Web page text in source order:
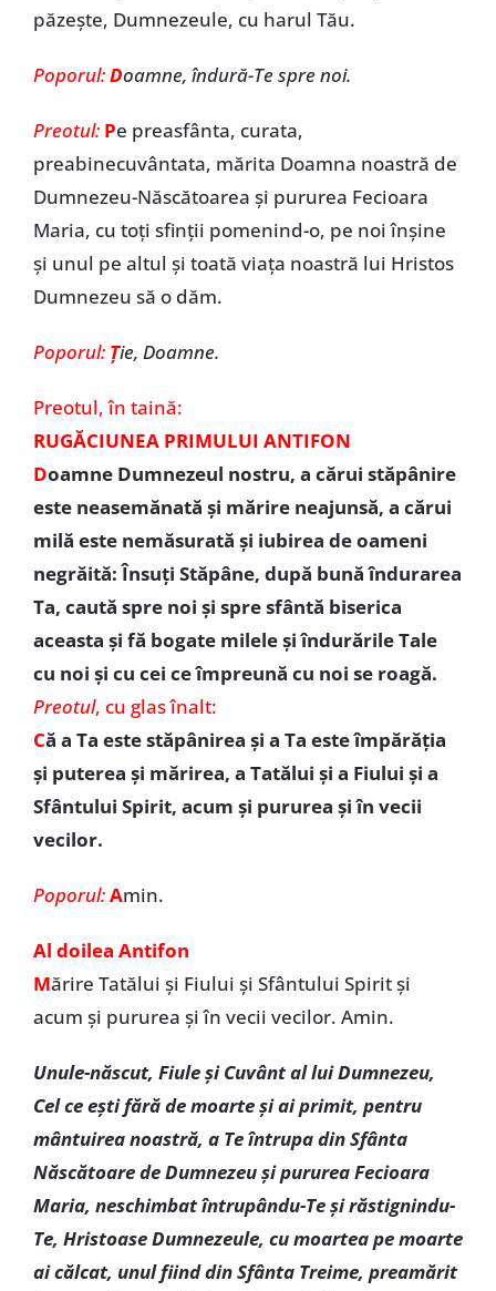
păzeşte, Dumnezeule, cu harul Tău.
Poporul:Doamne, îndură-Te spre noi.
Preotul: Pe preasfânta, curata,
preabinecuvântata, mărita Doamna noastră de
Dumnezeu-Născătoarea şi pururea Fecioara
Maria, cu toţi sfinţii pomenind-o, pe noi înşine
şi unul pe altul şi toată viaţa noastră lui Hristos
Dumnezeu să o dăm.
Poporul: Ţie, Doamne.
Preotul, în taină:
RUGĂCIUNEA PRIMULUI ANTIFON
Doamne Dumnezeul nostru, a cărui stăpânire
este neasemănată şi mărire neajunsă, a cărui
milă este nemăsurată şi iubirea de oameni
negrăită: Însuţi Stăpâne, după bună îndurarea
Ta, caută spre noi şi spre sfântă biserica
aceasta şi fă bogate milele şi îndurările Tale
cu noi şi cu cei ce împreună cu noi se roagă.
Preotul, cu glas înalt:
Că a Ta este stăpânirea şi a Ta este împărăţia
şi puterea şi mărirea, a Tatălui şi a Fiului şi a
Sfântului Spirit, acum şi pururea şi în vecii
vecilor.
Poporul:Amin.
Al doilea Antifon
Mărire Tatălui şi Fiului şi Sfântului Spirit și
acum și pururea și în vecii vecilor. Amin.
Unule-născut, Fiule şi Cuvânt al lui Dumnezeu,
Cel ce eşti fără de moarte şi ai primit, pentru
mântuirea noastră, a Te întrupa din Sfânta
Născătoare de Dumnezeu şi pururea Fecioara
Maria, neschimbat întrupându-Te şi răstignindu-
Te, Hristoase Dumnezeule, cu moartea pe moarte
ai călcat, unul fiind din Sfânta Treime, preamărit